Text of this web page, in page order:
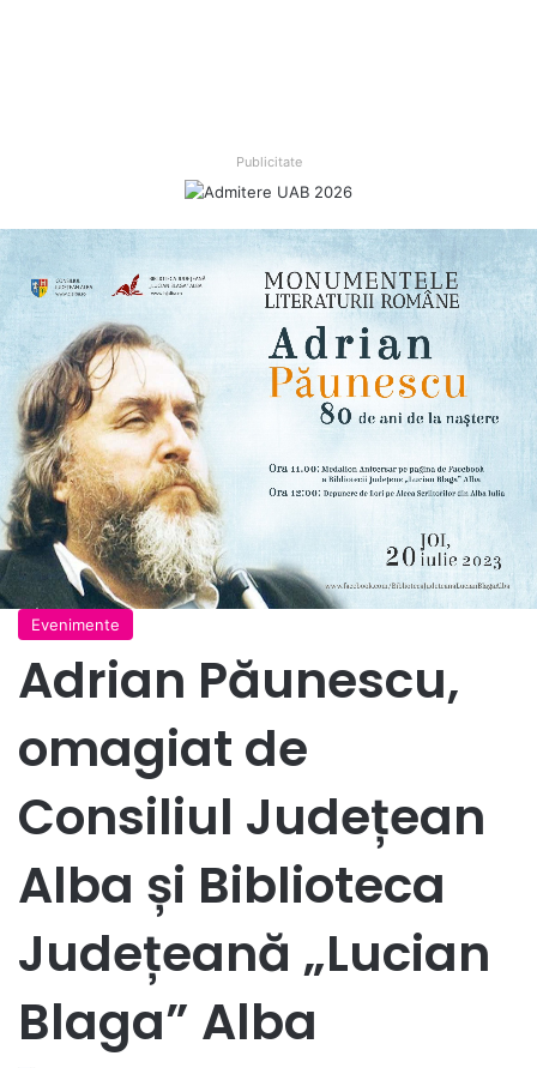
Publicitate
Evenimente
Adrian Păunescu,
omagiat de
Consiliul Județean
Alba și Biblioteca
Județeană „Lucian
Blaga” Alba